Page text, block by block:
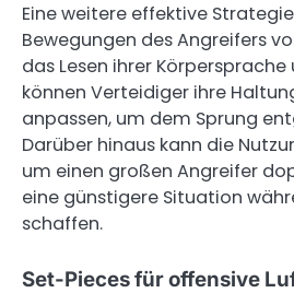
Eine weitere effektive
Bewegungen des Angreifers
das Lesen ihrer
können Verteidiger ihre
anpassen, um dem Sprung
Darüber hinaus kann die
um einen großen Angreifer
eine günstigere Situation
schaffen.
Set-Pieces für offensive